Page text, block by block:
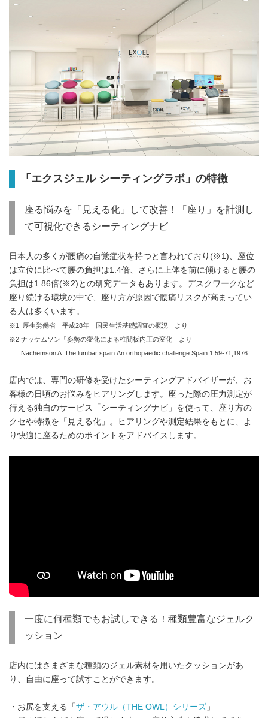
「エクスジェル シーティングラボ」の特徴
座る悩みを「見える化」して改善！「座り」を計測し
て可視化できるシーティングナビ
日本人の多くが腰痛の自覚症状を持つと言われており(※1)、座位
は立位に比べて腰の負担は1.4倍、さらに上体を前に傾けると腰の
負担は1.86倍(※2)との研究データもあります。デスクワークなど
座り続ける環境の中で、座り方が原因で腰痛リスクが高まってい
る人は多くいます。
※1 厚生労働省 平成28年 国民生活基礎調査の概況 より
※2 ナッケムソン「姿勢の変化による椎間板内圧の変化」より
Nachemson A :The lumbar spain.An orthopaedic challenge.Spain 1:59-71,1976
店内では、専門の研修を受けたシーティングアドバイザーが、お
客様の日頃のお悩みをヒアリングします。座った際の圧力測定が
行える独自のサービス「シーティングナビ」を使って、座り方の
クセや特徴を「見える化」。ヒアリングや測定結果をもとに、よ
り快適に座るためのポイントをアドバイスします。
一度に何種類でもお試しできる！種類豊富なジェルク
ッション
店内にはさまざまな種類のジェル素材を用いたクッションがあ
り、自由に座って試すことができます。
・お尻を支える「 ザ・アウル（THE OWL）シリーズ 」